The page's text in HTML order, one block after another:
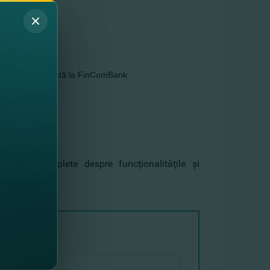
prima dată la FinComBank.
complete despre funcţionalităţile şi